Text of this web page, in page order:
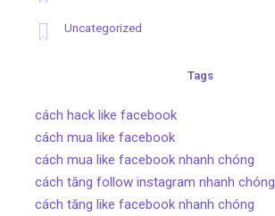
Uncategorized
Tags
cách hack like facebook
cách mua like facebook
cách mua like facebook nhanh chóng
cách tăng follow instagram nhanh chóng
cách tăng like facebook nhanh chóng